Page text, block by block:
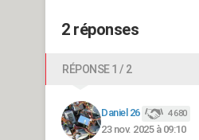
2 réponses
RÉPONSE 1 / 2
Daniel 26 4 680
23 nov. 2025 à 09:10